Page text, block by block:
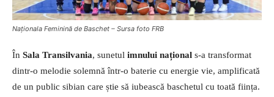
Naționala Feminină de Baschet – Sursa foto FRB
În Sala Transilvania, sunetul imnului național s-a transformat
dintr-o melodie solemnă într-o baterie cu energie vie, amplificată
de un public sibian care știe să iubească baschetul cu toată ființa.